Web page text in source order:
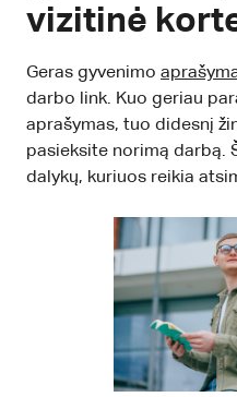
vizitinė
Geras gyvenimo
darbo link. Kuo geriau
aprašymas, tuo didesnį
pasieksite norimą darbą.
dalykų, kuriuos reikia